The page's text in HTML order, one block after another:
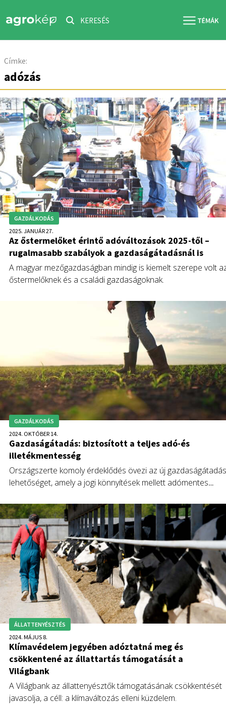
KERESÉS
Címke:
adózás
GAZDÁLKODÁS
2025. JANUÁR 27.
Az őstermelőket érintő adóváltozások 2025-től –
rugalmasabb szabályok a gazdaságátadásnál is
A magyar mezőgazdaságban mindig is kiemelt szerepe volt
őstermelőknek és a családi gazdaságoknak.
GAZDÁLKODÁS
2024. OKTÓBER 14.
Gazdaságátadás: biztosított a teljes adó-és
illetékmentesség
Országszerte komoly érdeklődés övezi az új
lehetőséget, amely a jogi könnyítések mellett adómentes
mentesítése mellett az is kiemelt cél volt a jogalkotás során,
hogy a meglévő pályázatok átadása is jóval
gördülékenyebben történhessen meg. A Magosz főtitkára,
Cseh Tibor András mostani írásában ezeket a szabályokat
mutatja be.
ÁLLATTENYÉSZTÉS
2024. MÁJUS 8.
Klímavédelem jegyében adóztatná meg és
csökkentené az állattartás támogatását a
Világbank
A Világbank az állattenyésztők támogatásának csökkentését
javasolja, a céll: a klímaváltozás elleni küzdelem.